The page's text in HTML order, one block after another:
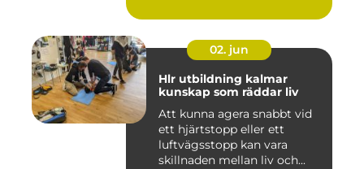
02. jun
Hlr utbildning kalmar
kunskap som räddar liv
Att kunna agera snabbt vid
ett hjärtstopp eller ett
luftvägsstopp kan vara
skillnaden mellan liv och...